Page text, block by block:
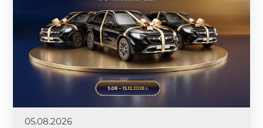
05.08.2026